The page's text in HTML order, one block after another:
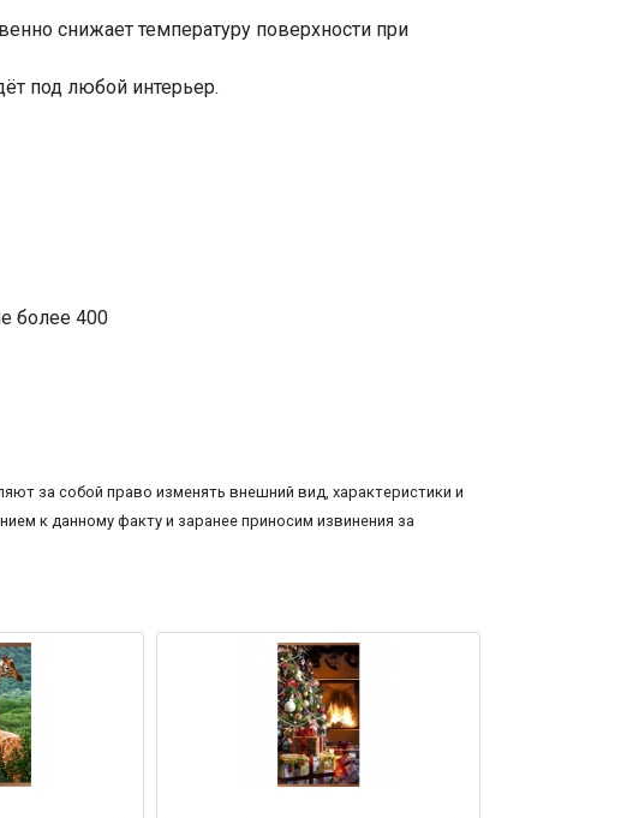
снижает температуру поверхности при
под любой интерьер.
более 400
за собой право изменять внешний вид, характеристики и
к данному факту и заранее приносим извинения за